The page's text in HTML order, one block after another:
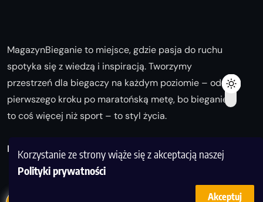
Korzystanie ze strony wiąże się z akceptacją naszej
Polityki prywatności
Akceptuj
MagazynBieganie to miejsce, gdzie pasja do ruchu
spotyka się z wiedzą i inspiracją. Tworzymy
przestrzeń dla biegaczy na każdym poziomie – od
pierwszego kroku po maratońską metę, bo bieganie
to coś więcej niż sport – to styl życia.
Biegaj z nami i odkrywaj swoją najlepszą wersję!